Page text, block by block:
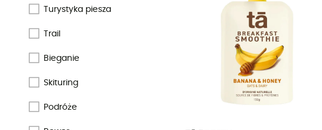
Turystyka piesza
Trail
Bieganie
Skituring
Podróże